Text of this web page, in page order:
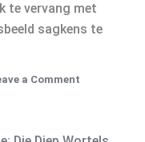
te vervang met
sagkens te
a Comment